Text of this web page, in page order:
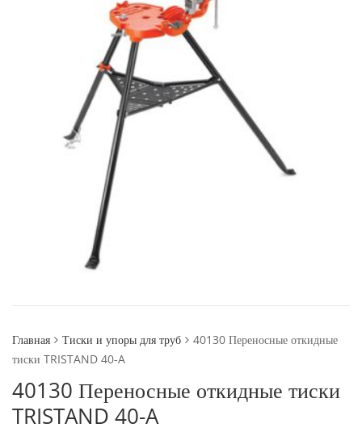
Главная Тиски и упоры для труб
40130 Переносные откидные
тиски TRISTAND 40-A
40130 Переносные откидные тиски
TRISTAND 40-A